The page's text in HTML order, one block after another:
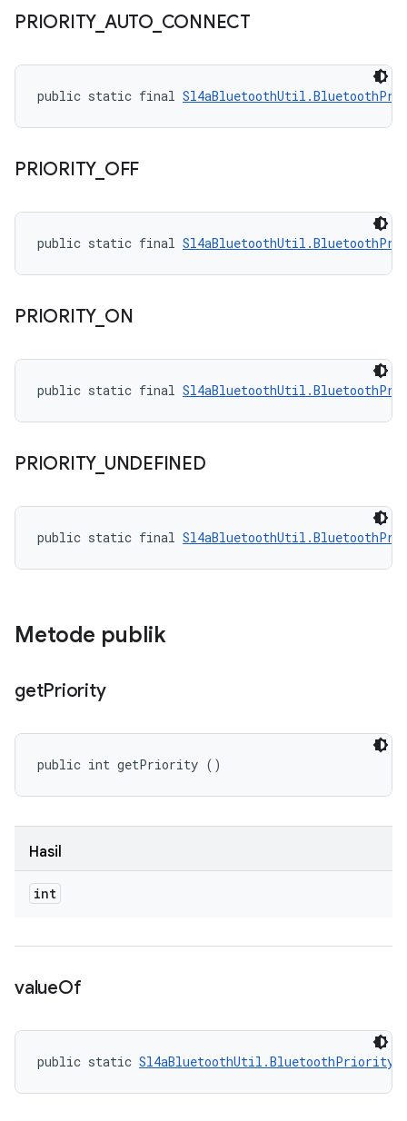
PRIORITY_ AUTO_ CONNECT
public static final
PRIORITY_ OFF
public static final
PRIORITY_ ON
public static final
PRIORITY_ UNDEFINED
public static final
Metode publik
getPriority
public int getPriority ()
Hasil
int
valueOf
public static